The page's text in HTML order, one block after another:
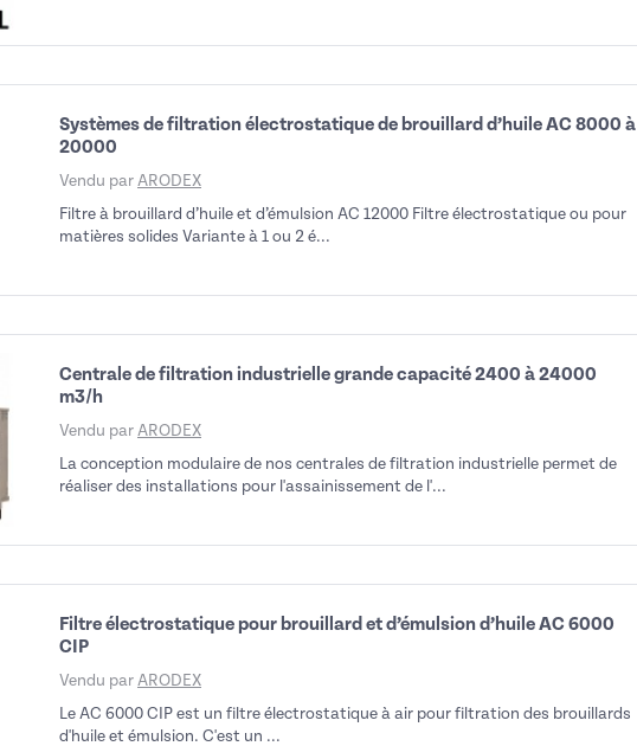
Systèmes de filtration électrostatique de brouillard d’huile AC 8000 à
20000
Vendu par ARODEX
Filtre à brouillard d’huile et d’émulsion AC 12000 Filtre électrostatique ou pour
matières solides Variante à 1 ou 2 é...
Centrale de filtration industrielle grande capacité 2400 à 24000
m3/h
Vendu par ARODEX
La conception modulaire de nos centrales de filtration industrielle permet de
réaliser des installations pour l'assainissement de l'...
Filtre électrostatique pour brouillard et d’émulsion d’huile AC 6000
CIP
Vendu par ARODEX
Le AC 6000 CIP est un filtre électrostatique à air pour filtration des brouillards
d'huile et émulsion. C'est un ...